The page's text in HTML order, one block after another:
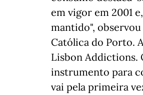
em vigor em 2001
mantido", observou
Católica do Porto.
Lisbon Addictions.
instrumento para
vai pela primeira